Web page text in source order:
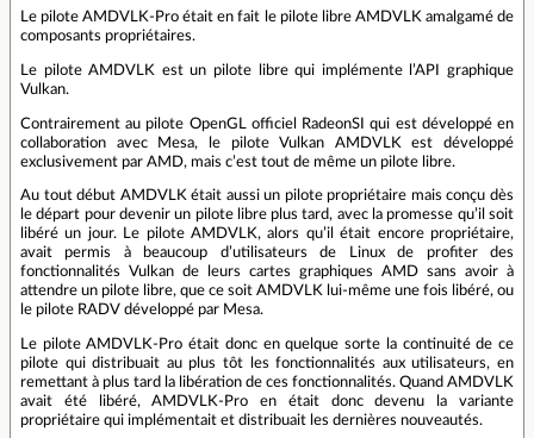
Le pilote AMDVLK-Pro était en fait le pilote libre AMDVLK amalgamé de
composants propriétaires.
Le pilote AMDVLK est un pilote libre qui implémente l’API graphique
Vulkan.
Contrairement au pilote OpenGL officiel RadeonSI qui est développé en
collaboration avec Mesa, le pilote Vulkan AMDVLK est développé
exclusivement par AMD, mais c’est tout de même un pilote libre.
Au tout début AMDVLK était aussi un pilote propriétaire mais conçu dès
le départ pour devenir un pilote libre plus tard, avec la promesse qu’il soit
libéré un jour. Le pilote AMDVLK, alors qu’il était encore propriétaire,
avait permis à beaucoup d’utilisateurs de Linux de profiter des
fonctionnalités Vulkan de leurs cartes graphiques AMD sans avoir à
attendre un pilote libre, que ce soit AMDVLK lui-même une fois libéré, ou
le pilote RADV développé par Mesa.
Le pilote AMDVLK-Pro était donc en quelque sorte la continuité de ce
pilote qui distribuait au plus tôt les fonctionnalités aux utilisateurs, en
remettant à plus tard la libération de ces fonctionnalités. Quand AMDVLK
avait été libéré, AMDVLK-Pro en était donc devenu la variante
propriétaire qui implémentait et distribuait les dernières nouveautés.